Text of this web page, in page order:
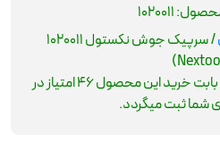
1020011
/ سرپیک جوش نکستول 1020011
بابت خرید این محصول46امتیاز در
شما ثبت میگردد.